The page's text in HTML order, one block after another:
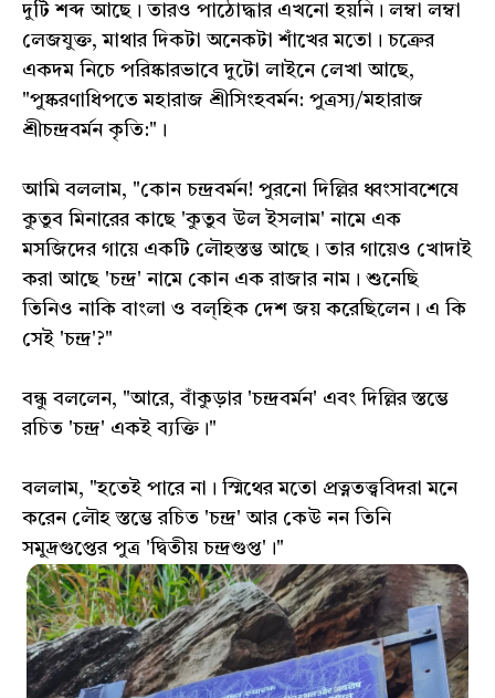
দুটি শব্দ আছে। তারও পাঠোদ্ধার এখনো হয়নি। লম্বা লম্বা
লেজযুক্ত, মাথার দিকটা অনেকটা শাঁখের মতো। চক্রের
একদম নিচে পরিষ্কারভাবে দুটো লাইনে লেখা আছে,
"পুষ্করণাধিপতে মহারাজ শ্রীসিংহবর্মন: পুত্রস্য/মহারাজ
শ্রীচন্দ্রবর্মন কৃতি:"।
আমি বললাম, "কোন চন্দ্রবর্মন! পুরনো দিল্লির ধ্বংসাবশেষে
কুতুব মিনারের কাছে 'কুতুব উল ইসলাম' নামে এক
মসজিদের গায়ে একটি লৌহস্তম্ভ আছে। তার গায়েও খোদাই
করা আছে 'চন্দ্র' নামে কোন এক রাজার নাম। শুনেছি
তিনিও নাকি বাংলা ও বল্হিক দেশ জয় করেছিলেন। এ কি
সেই 'চন্দ্র'?"
বন্ধু বললেন, "আরে, বাঁকুড়ার 'চন্দ্রবর্মন' এবং দিল্লির স্তম্ভে
রচিত 'চন্দ্র' একই ব্যক্তি।"
বললাম, "হতেই পারে না। স্মিথের মতো প্রত্নতত্ত্ববিদরা মনে
করেন লৌহ স্তম্ভে রচিত 'চন্দ্র' আর কেউ নন তিনি
সমুদ্রগুপ্তের পুত্র 'দ্বিতীয় চন্দ্রগুপ্ত'।"